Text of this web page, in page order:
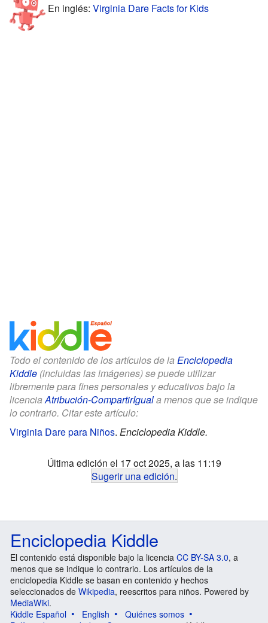
En inglés: Virginia Dare Facts for Kids
Todo el contenido de los artículos de la Enciclopedia
Kiddle (incluidas las imágenes) se puede utilizar
libremente para fines personales y educativos bajo la
licenciaAtribución-CompartirIguala menos que se indique
lo contrario. Citar este artículo:
Virginia Dare para Niños. Enciclopedia Kiddle.
Última edición el 17 oct 2025, a las 11:19
Sugerir una edición.
Enciclopedia Kiddle
El contenido está disponible bajo la licencia CC BY-SA 3.0, a
menos que se indique lo contrario. Los artículos de la
enciclopedia Kiddle se basan en contenido y hechos
seleccionados de Wikipedia, reescritos para niños. Powered by
MediaWiki.
Kiddle Español
English
Quiénes somos